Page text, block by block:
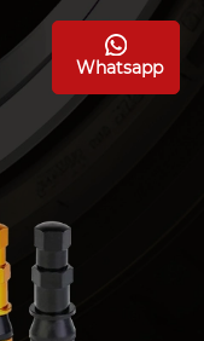
Whatsapp